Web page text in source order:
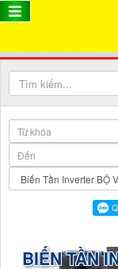
BIẾN TẦN